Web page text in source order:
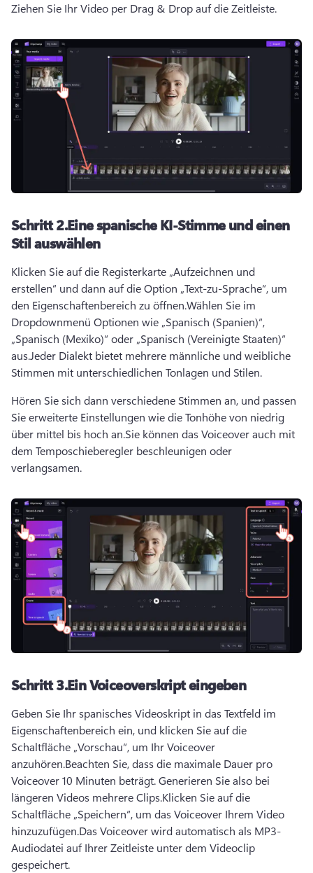
Ziehen Sie Ihr Video per Drag & Drop auf die Zeitleiste.
Schritt 2.Eine spanische KI-Stimme und einen
Stil auswählen
Klicken Sie auf die Registerkarte „Aufzeichnen und
erstellen“ und dann auf die Option „Text-zu-Sprache“, um
den Eigenschaftenbereich zu öffnen.Wählen Sie im
Dropdownmenü Optionen wie „Spanisch (Spanien)“,
„Spanisch (Mexiko)“ oder „Spanisch (Vereinigte Staaten)“
aus.Jeder Dialekt bietet mehrere männliche und weibliche
Stimmen mit unterschiedlichen Tonlagen und Stilen.
Hören Sie sich dann verschiedene Stimmen an, und passen
Sie erweiterte Einstellungen wie die Tonhöhe von niedrig
über mittel bis hoch an.Sie können das Voiceover auch mit
dem Temposchieberegler beschleunigen oder
verlangsamen.
Schritt 3.Ein Voiceoverskript eingeben
Geben Sie Ihr spanisches Videoskript in das Textfeld im
Eigenschaftenbereich ein, und klicken Sie auf die
Schaltfläche „Vorschau“, um Ihr Voiceover
anzuhören.Beachten Sie, dass die maximale Dauer pro
Voiceover 10 Minuten beträgt. Generieren Sie also bei
längeren Videos mehrere Clips.Klicken Sie auf die
Schaltfläche „Speichern“, um das Voiceover Ihrem Video
hinzuzufügen.Das Voiceover wird automatisch als MP3-
Audiodatei auf Ihrer Zeitleiste unter dem Videoclip
gespeichert.